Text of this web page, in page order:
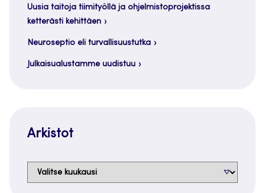
Uusia taitoja tiimityöllä ja ohjelmistoprojektissa
ketterästi kehittäen
Neuroseptio eli turvallisuustutka
Julkaisualustamme uudistuu
Arkistot
Arkistot